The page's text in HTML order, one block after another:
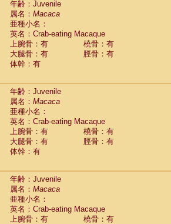
(0)
(2)
(0)
(5)
(0)
(0)
syndactylus(1)
(0)
(0)
(0)
年齢：Juvenile
属名： Macaca
亜種小名：
英名：Crab-eating Macaque
上腕骨：有
橈骨：有
大腿骨：有
脛骨：有
体幹：有
年齢：Juvenile
属名： Macaca
亜種小名：
英名：Crab-eating Macaque
上腕骨：有
橈骨：有
大腿骨：有
脛骨：有
体幹：有
年齢：Juvenile
属名： Macaca
亜種小名：
英名：Crab-eating Macaque
上腕骨：有
橈骨：有